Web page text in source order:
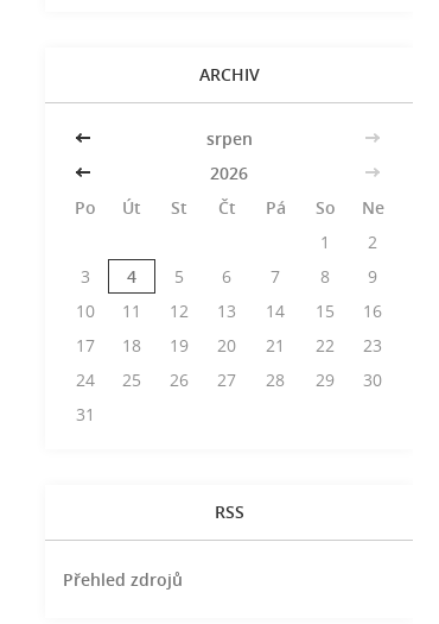
ARCHIV
<< srpen
>>
<<
2026
>>
Po
Út St Čt Pá So
Ne
1
2
3
4 5 6 7 8
9
10
11 12 13 14 15
16
17
18 19 20 21 22
23
24
25 26 27 28 29
30
31
RSS
Přehled zdrojů